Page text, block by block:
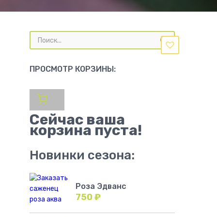
Поиск
товаров
ПРОСМОТР КОРЗИНЫ:
Сейчас ваша
корзина пуста!
Новинки сезона:
Роза Эдванс
750₽